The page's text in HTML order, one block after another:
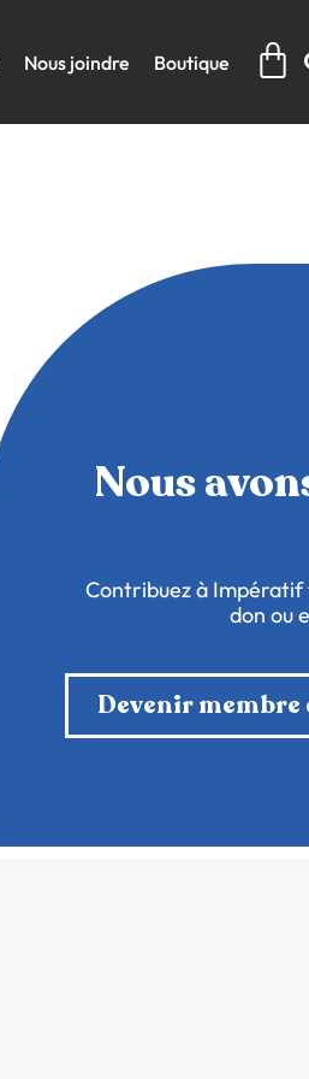
Nous joindre Boutique
Nous
Contribuez à
don ou
Devenir